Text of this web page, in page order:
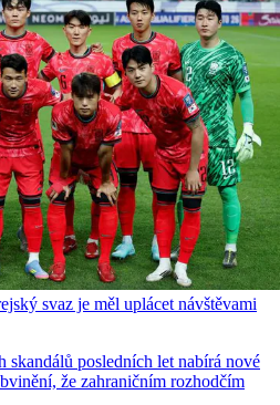
svaz je měl uplácet návštěvami
skandálů posledních let nabírá nové
že zahraničním rozhodčím